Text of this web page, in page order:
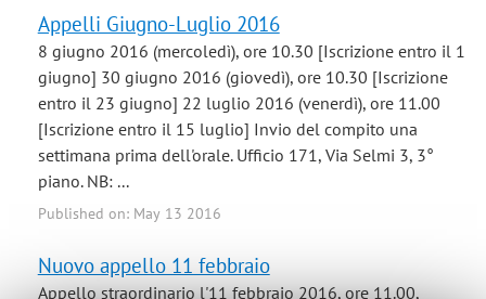
Appelli Giugno-Luglio 2016
8 giugno 2016 (mercoledì), ore 10.30 [Iscrizione entro il 1
giugno] 30 giugno 2016 (giovedì), ore 10.30 [Iscrizione
entro il 23 giugno] 22 luglio 2016 (venerdì), ore 11.00
[Iscrizione entro il 15 luglio] Invio del compito una
settimana prima dell'orale. Ufficio 171, Via Selmi 3, 3°
piano. NB: ...
Published on: May 13 2016
Nuovo appello 11 febbraio
Appello straordinario l'11 febbraio 2016, ore 11.00,